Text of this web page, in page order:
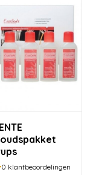
0 klantbeoordelingen